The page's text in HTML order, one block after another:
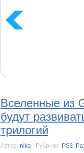
Вселенные из
будут
трилогий
Автор: nika Рубрики: PS3,